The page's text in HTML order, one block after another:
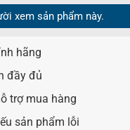
xem sản phẩm này.
hãng
đầy đủ
trợ mua hàng
sản phẩm lỗi